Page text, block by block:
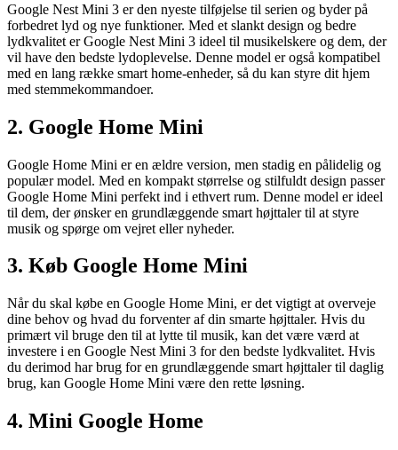
Google Nest Mini 3 er den nyeste tilføjelse til serien og byder på
forbedret lyd og nye funktioner. Med et slankt design og bedre
lydkvalitet er Google Nest Mini 3 ideel til musikelskere og dem, der
vil have den bedste lydoplevelse. Denne model er også kompatibel
med en lang række smart home-enheder, så du kan styre dit hjem
med stemmekommandoer.
2. Google Home Mini
Google Home Mini er en ældre version, men stadig en pålidelig og
populær model. Med en kompakt størrelse og stilfuldt design passer
Google Home Mini perfekt ind i ethvert rum. Denne model er ideel
til dem, der ønsker en grundlæggende smart højttaler til at styre
musik og spørge om vejret eller nyheder.
3. Køb Google Home Mini
Når du skal købe en Google Home Mini, er det vigtigt at overveje
dine behov og hvad du forventer af din smarte højttaler. Hvis du
primært vil bruge den til at lytte til musik, kan det være værd at
investere i en Google Nest Mini 3 for den bedste lydkvalitet. Hvis
du derimod har brug for en grundlæggende smart højttaler til daglig
brug, kan Google Home Mini være den rette løsning.
4. Mini Google Home